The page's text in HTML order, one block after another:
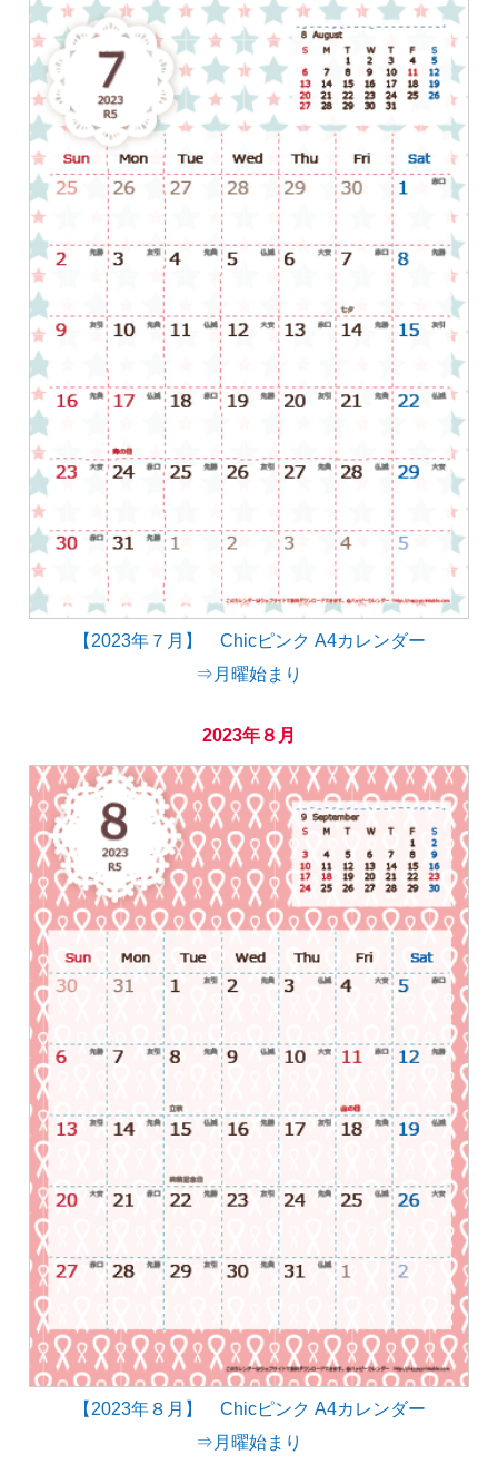
【2023年７月】 Chicピンク A4カレンダー
⇒月曜始まり
2023年８月
【2023年８月】 Chicピンク A4カレンダー
⇒月曜始まり